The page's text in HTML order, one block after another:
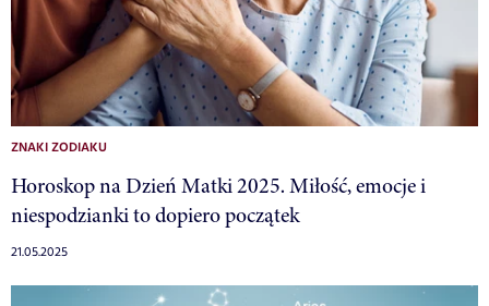
ZNAKI ZODIAKU
Horoskop na Dzień Matki 2025. Miłość, emocje i
niespodzianki to dopiero początek
21.05.2025